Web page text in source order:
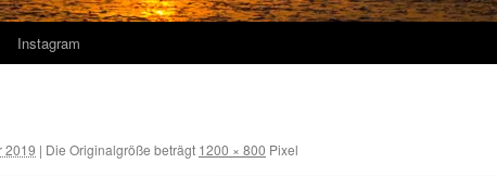
Instagram
2019 | Die Originalgröße beträgt 1200 × 800 Pixel